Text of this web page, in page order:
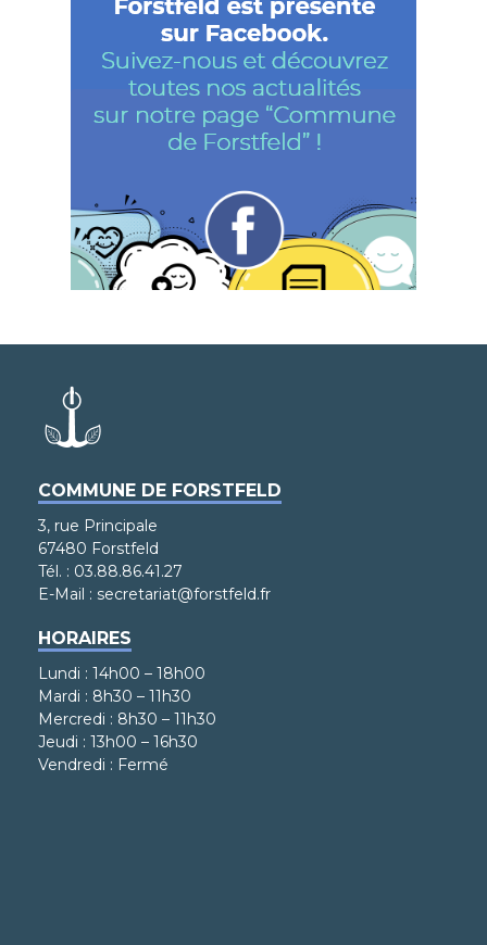
COMMUNE DE FORSTFELD
3, rue Principale
67480 Forstfeld
Tél. : 03.88.86.41.27
E-Mail : secretariat@forstfeld.fr
HORAIRES
Lundi : 14h00 – 18h00
Mardi : 8h30 – 11h30
Mercredi : 8h30 – 11h30
Jeudi : 13h00 – 16h30
Vendredi : Fermé